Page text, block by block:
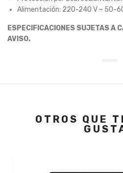
Alimentación: 220-240 V ~ 50-
ESPECIFICACIONES SUJETAS A
AVISO.
OTROS QUE